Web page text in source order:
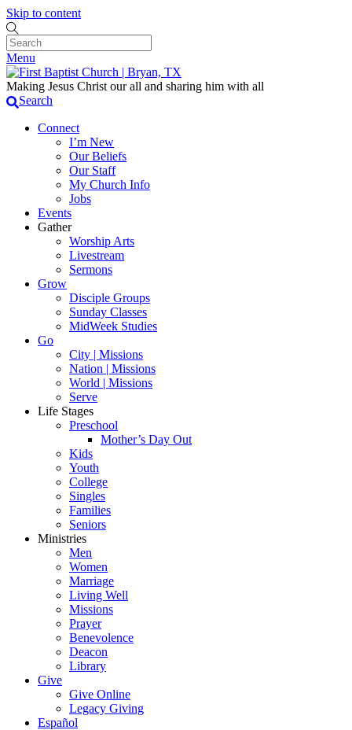
Skip to content
Menu
Making Jesus Christ our all and sharing him with all
Search
Connect
I’m New
Our Beliefs
Our Staff
My Church Info
Jobs
Events
Gather
Worship Arts
Livestream
Sermons
Grow
Disciple Groups
Sunday Classes
MidWeek Studies
Go
City | Missions
Nation | Missions
World | Missions
Serve
Life Stages
Preschool
Mother’s Day Out
Kids
Youth
College
Singles
Families
Seniors
Ministries
Men
Women
Marriage
Living Well
Missions
Prayer
Benevolence
Deacon
Library
Give
Give Online
Legacy Giving
Español